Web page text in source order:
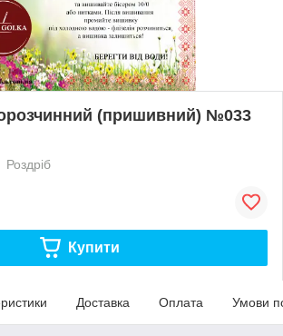
(пришивний) №033
Роздріб
Купити
Доставка Оплата Умови